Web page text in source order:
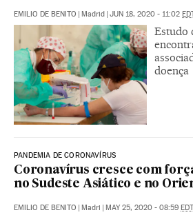
EMILIO DE BENITO | Madrid | JUN 18, 2020 - 11:02
Estudo
doença
PANDEMIA DE CORONAVÍRUS
Coronavírus cresce com
no Sudeste Asiático e no
EMILIO DE BENITO | Madri | MAY 25, 2020 - 08:59 EDT